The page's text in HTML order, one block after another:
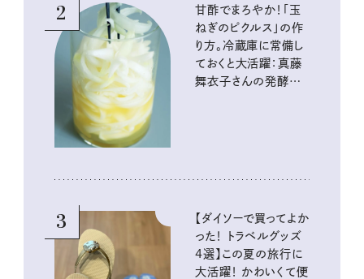
2
甘酢でまろやか！「玉
ねぎのピクルス」の作
り方。冷蔵庫に常備し
ておくと大活躍：真藤
舞衣子さんの発酵と
3
【ダイソーで買ってよか
った！ トラベルグッズ
4選】この夏の旅行に
大活躍！ かわいくて便